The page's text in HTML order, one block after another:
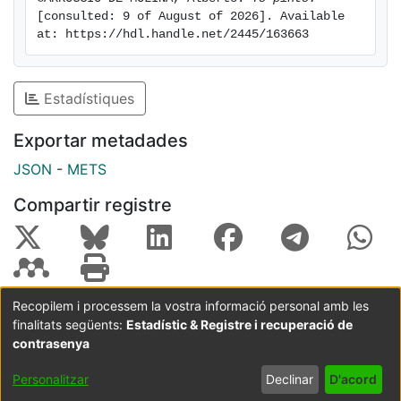
[consulted: 9 of August of 2026]. Available
at: https://hdl.handle.net/2445/163663
Estadístiques
Exportar metadades
JSON - METS
Compartir registre
Coordinació:CRAI UB Avís legal
Metadades
subjectes a:
Configuració
de cookies
privadesa
Recopilem i processem la vostra informació personal amb les
finalitats següents: Estadístic & Registre i recuperació de
contrasenya
Personalitzar Declinar D'acord